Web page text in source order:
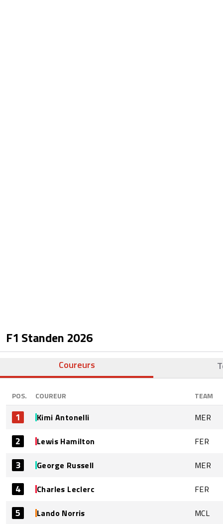
F1 Standen 2026
Coureurs
POS. COUREUR TEAM
1 Kimi Antonelli MER
2 Lewis Hamilton FER
3 George Russell MER
4 Charles Leclerc FER
5 Lando Norris MCL